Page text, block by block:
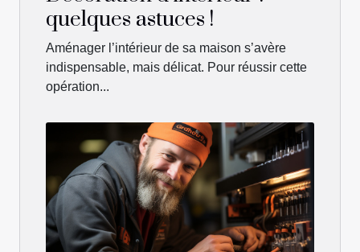
quelques astuces !
Aménager l’intérieur de sa maison s’avère
indispensable, mais délicat. Pour réussir cette
opération...